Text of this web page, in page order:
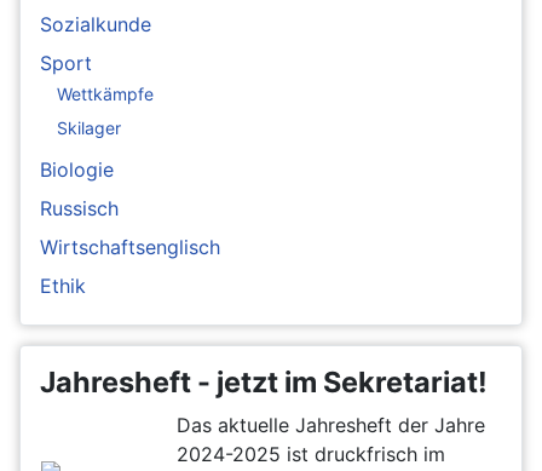
Sozialkunde
Sport
Wettkämpfe
Skilager
Biologie
Russisch
Wirtschaftsenglisch
Ethik
Jahresheft - jetzt im Sekretariat!
Das aktuelle Jahresheft der Jahre
2024-2025 ist druckfrisch im